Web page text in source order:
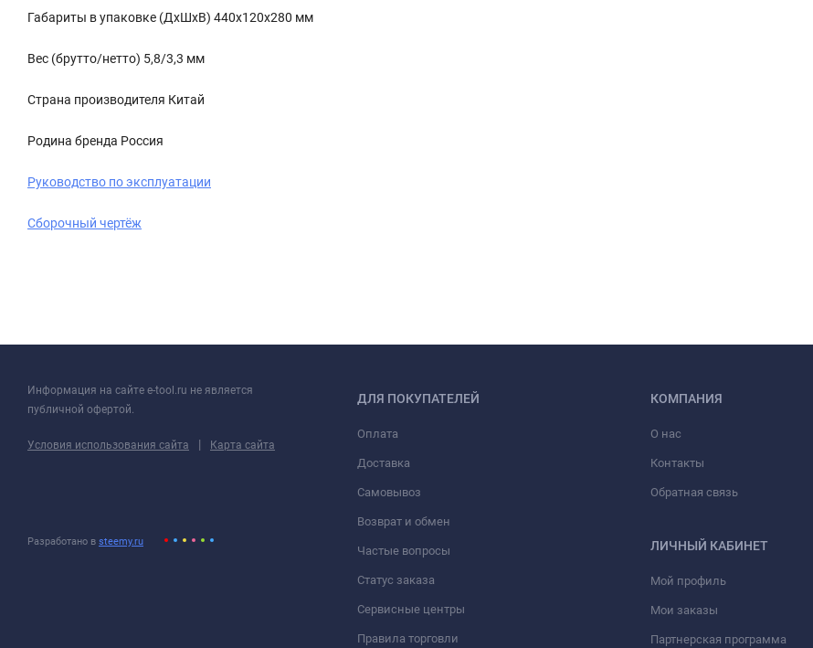
Габариты в упаковке (ДхШхВ) 440х120х280 мм
Вес (брутто/нетто) 5,8/3,3 мм
Страна производителя Китай
Родина бренда Россия
Руководство по эксплуатации
Сборочный чертёж
Информация на сайте e-tool.ru не является
публичной офертой.
Условия использования сайта | Карта сайта
Разработано в steemy.ru
ДЛЯ ПОКУПАТЕЛЕЙ
Оплата
Доставка
Самовывоз
Возврат и обмен
Частые вопросы
Статус заказа
Сервисные центры
Правила торговли
КОМПАНИЯ
О нас
Контакты
Обратная связь
ЛИЧНЫЙ КАБИНЕТ
Мой профиль
Мои заказы
Партнерская программа